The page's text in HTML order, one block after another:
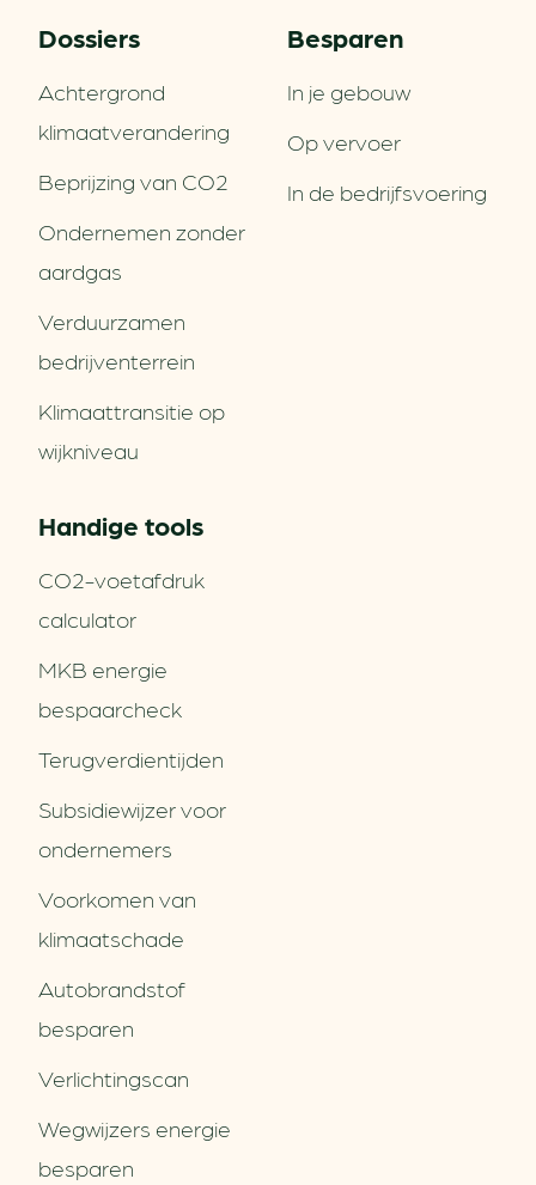
Dossiers
Achtergrond
klimaatverandering
Beprijzing van CO2
Ondernemen zonder
aardgas
Verduurzamen
bedrijventerrein
Klimaattransitie op
wijkniveau
Besparen
In je gebouw
Op vervoer
In de bedrijfsvoering
Handige tools
CO2-voetafdruk
calculator
MKB energie
bespaarcheck
Terugverdien­tijden
Subsidiewijzer voor
ondernemers
Voorkomen van
klimaatschade
Autobrandstof
besparen
Verlichtingscan
Wegwijzers energie
besparen